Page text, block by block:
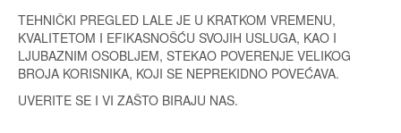
TEHNIČKI PREGLED LALE JE U KRATKOM VREMENU,
KVALITETOM I EFIKASNOŠĆU SVOJIH USLUGA, KAO I
LJUBAZNIM OSOBLJEM, STEKAO POVERENJE VELIKOG
BROJA KORISNIKA, KOJI SE NEPREKIDNO POVEĆAVA.
UVERITE SE I VI ZAŠTO BIRAJU NAS.